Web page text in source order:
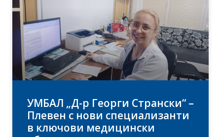
УМБАЛ „Д-р Георги Странски“ –
Плевен с нови специализанти
в ключови медицински